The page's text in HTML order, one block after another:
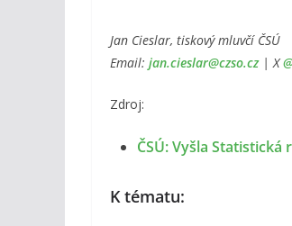
Jan Cieslar, tiskový mluvčí ČSÚ
Email: jan.cieslar@czso.cz| X
Zdroj:
ČSÚ: Vyšla Statistická
K tématu: